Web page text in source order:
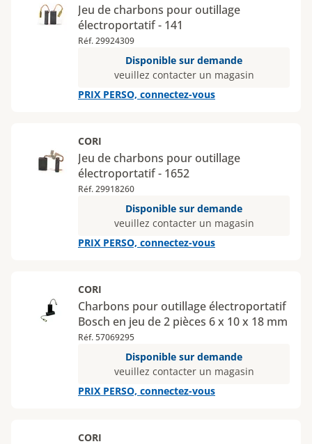
Jeu de charbons pour outillage
électroportatif - 141
Réf. 29924309
Disponible sur demande
veuillez contacter un magasin
PRIX PERSO, connectez-vous
CORI
Jeu de charbons pour outillage
électroportatif - 1652
Réf. 29918260
Disponible sur demande
veuillez contacter un magasin
PRIX PERSO, connectez-vous
CORI
Charbons pour outillage électroportatif
Bosch en jeu de 2 pièces 6 x 10 x 18 mm
Réf. 57069295
Disponible sur demande
veuillez contacter un magasin
PRIX PERSO, connectez-vous
CORI